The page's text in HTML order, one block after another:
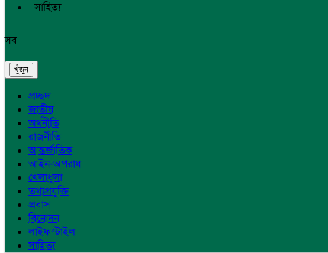
সাহিত্য
সব
প্রচ্ছদ
জাতীয়
অর্থনীতি
রাজনীতি
আন্তর্জাতিক
আইন-অপরাধ
খেলাধুলা
তথ্যপ্রযুক্তি
প্রবাস
বিনোদন
লাইফস্টাইল
সাহিত্য